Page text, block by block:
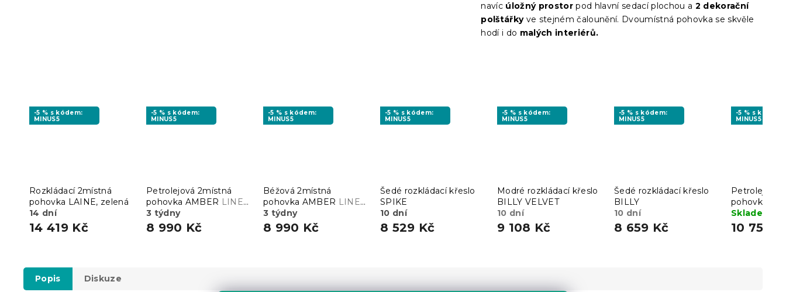
navíc úložný prostor pod hlavní sedací plochou a 2 dekorační
polštářkyve stejném čalounění. Dvoumístná pohovka se skvěle
hodí i do malých interiérů.
-5 % s kódem:
MINUS5
Rozkládací 2místná
pohovka LAINE, zelená
14 dní
14 419 Kč
-5 % s kódem:
MINUS5
Petrolejová 2místná
pohovka AMBER LINEA
12
3 týdny
8 990 Kč
-5 % s kódem:
MINUS5
Béžová 2místná
pohovka AMBER LINEA
03
3 týdny
8 990 Kč
-5 % s kódem:
MINUS5
Šedé rozkládací křeslo
SPIKE
10 dní
8 529 Kč
-5 % s kódem:
MINUS5
Modré rozkládací křeslo
BILLY VELVET
10 dní
9 108 Kč
-5 % s kódem:
MINUS5
Šedé rozkládací křeslo
BILLY
10 dní
8 659 Kč
-5 % s kódem:
MINUS5
Petrolejová
pohovka
12
Skladem
10 750
Popis Diskuze